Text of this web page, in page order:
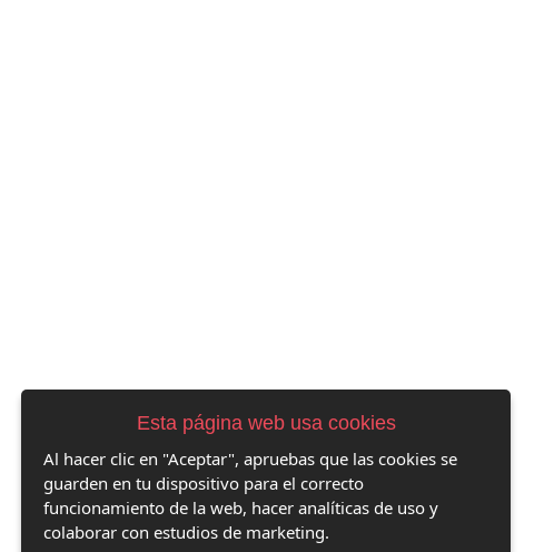
Esta página web usa cookies
Al hacer clic en "Aceptar", apruebas que las cookies se
guarden en tu dispositivo para el correcto
funcionamiento de la web, hacer analíticas de uso y
colaborar con estudios de marketing.